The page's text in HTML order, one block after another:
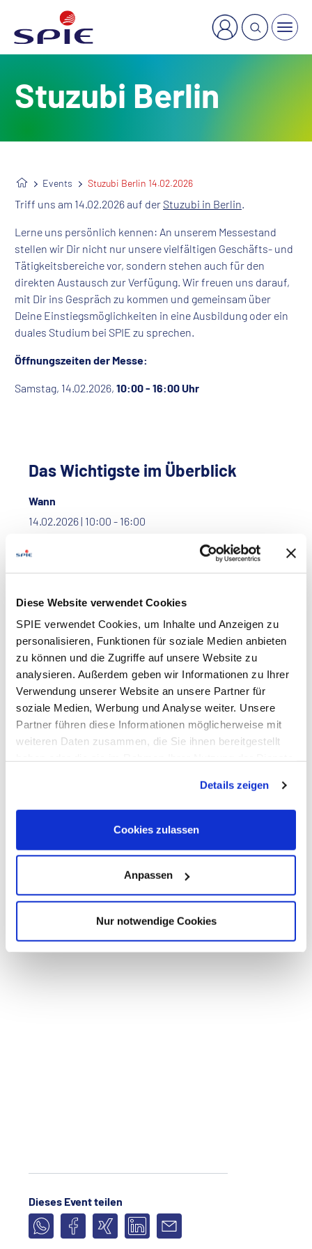
Diese Website verwendet Cookies
SPIE verwendet Cookies, um Inhalte und Anzeigen zu
personalisieren, Funktionen für soziale Medien anbieten
zu können und die Zugriffe auf unsere Website zu
analysieren. Außerdem geben wir Informationen zu Ihrer
Verwendung unserer Website an unsere Partner für
soziale Medien, Werbung und Analyse weiter. Unsere
Partner führen diese Informationen möglicherweise mit
weiteren Daten zusammen, die Sie ihnen bereitgestellt
Verarbeitung Ihrer Daten in den USA ein. Alle weiteren
Informationen zu Cookies finden Sie in unseren
Datenschutzhinweisen.
Details zeigen
Cookies zulassen
Anpassen
Nur notwendige Cookies
Stuzubi Berlin
Events Stuzubi Berlin 14.02.2026
Triff uns am 14.02.2026 auf der Stuzubi in Berlin
Lerne uns persönlich kennen: An unserem Messestand
stellen wir Dir nicht nur unsere vielfältigen Geschäfts- und
Tätigkeitsbereiche vor, sondern stehen auch für den
direkten Austausch zur Verfügung. Wir freuen uns darauf,
mit Dir ins Gespräch zu kommen und gemeinsam über
Deine Einstiegsmöglichkeiten in eine Ausbildung oder ein
duales Studium bei SPIE zu sprechen.
Öffnungszeiten der Messe:
Samstag, 14.02.2026, 10:00 - 16:00 Uhr
Das Wichtigste im Überblick
Wann
14.02.2026 | 10:00 - 16:00
Wo
Halle 21
Hammarskjöldplatz
14055 Berlin-Charlottenburg
Zur Website
Dieses Event teilen